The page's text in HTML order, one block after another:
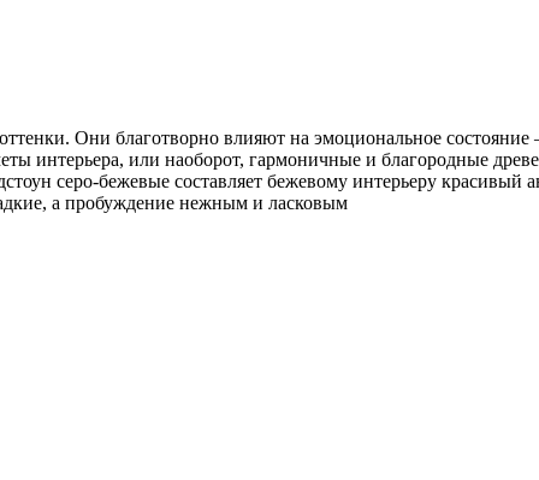
Они благотворно влияют на эмоциональное
интерьера, или наоборот, гармоничные и благородные
серо-бежевые составляет бежевому интерьеру
а пробуждение нежным и ласковым